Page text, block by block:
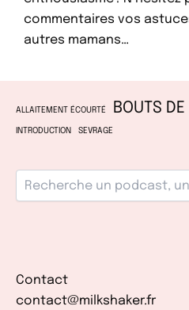
commentaires vos
autres mamans…
ALLAITEMENT ÉCOURTÉ BOUTS DE
INTRODUCTION SEVRAGE
Contact
contact@milkshaker.fr